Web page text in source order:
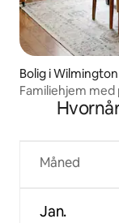
Bolig i
Familiehjem
Måned
Jan.